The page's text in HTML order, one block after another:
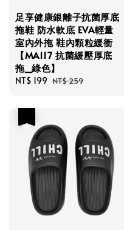
足享健康銀離子抗菌厚底
拖鞋 防水軟底 EVA輕量
室內外拖 鞋內顆粒緩衝
【MA117 抗菌緩壓厚底
拖_綠色】
Sale
NT$ 199 Regular
NT$ 259